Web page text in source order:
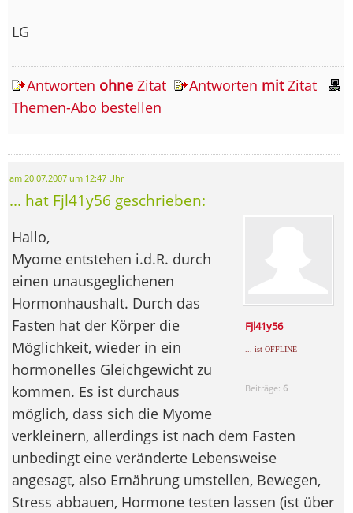
LG
Antworten ohne Zitat Antworten mitZitat
Themen-Abo bestellen
am 20.07.2007 um 12:47 Uhr
... hat Fjl41y56 geschrieben:
Fjl41y56
... ist OFFLINE
Beiträge: 6
Hallo,
Myome entstehen i.d.R. durch
einen unausgeglichenen
Hormonhaushalt. Durch das
Fasten hat der Körper die
Möglichkeit, wieder in ein
hormonelles Gleichgewicht zu
kommen. Es ist durchaus
möglich, dass sich die Myome
verkleinern, allerdings ist nach dem Fasten
unbedingt eine veränderte Lebensweise
angesagt, also Ernährung umstellen, Bewegen,
Stress abbauen, Hormone testen lassen (ist über